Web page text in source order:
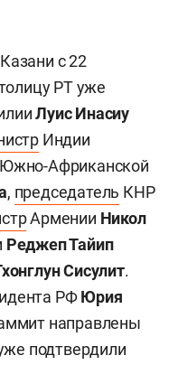
с 22
РТ уже
Луис Инасиу
Индии
Южно-Африканской
, председатель КНР
Армении Никол
Реджеп Тайип
Сисулит.
РФЮрия
направлены
подтвердили